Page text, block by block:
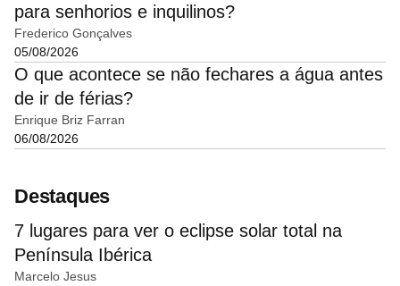
para senhorios e inquilinos?
Frederico Gonçalves
05/08/2026
O que acontece se não fechares a água antes
de ir de férias?
Enrique Briz Farran
06/08/2026
Destaques
7 lugares para ver o eclipse solar total na
Península Ibérica
Marcelo Jesus